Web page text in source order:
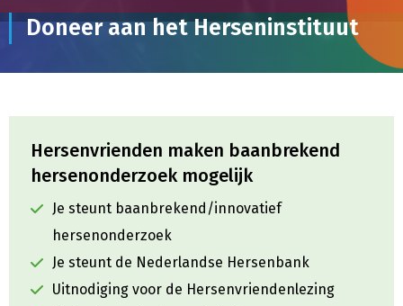
Doneer aan het Herseninstituut
Hersenvrienden maken baanbrekend
hersenonderzoek mogelijk
Je steunt baanbrekend/innovatief
hersenonderzoek
Je steunt de Nederlandse Hersenbank
Uitnodiging voor de Hersenvriendenlezing